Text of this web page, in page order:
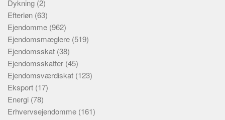
Dykning (2)
Efterløn (63)
Ejendomme (962)
Ejendomsmæglere (519)
Ejendomsskat (38)
Ejendomsskatter (45)
Ejendomsværdiskat (123)
Eksport (17)
Energi (78)
Erhvervsejendomme (161)